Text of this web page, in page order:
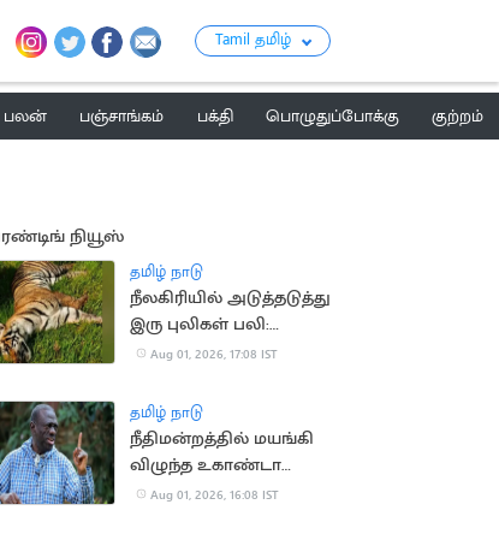
Tamil தமிழ்
பலன் பஞ்சாங்கம் பக்தி பொழுதுப்போக்கு
குற்றம்
நியூஸ்
தமிழ் நாடு
நீலகிரியில் அடுத்தடுத்து
இரு புலிகள் பலி:
வனத்துறையினர்
Aug 01, 2026, 17:08 IST
தமிழ் நாடு
நீதிமன்றத்தில் மயங்கி
விழுந்த உகாண்டா
எதிர்க்கட்சி தலைவர்
Aug 01, 2026, 16:08 IST